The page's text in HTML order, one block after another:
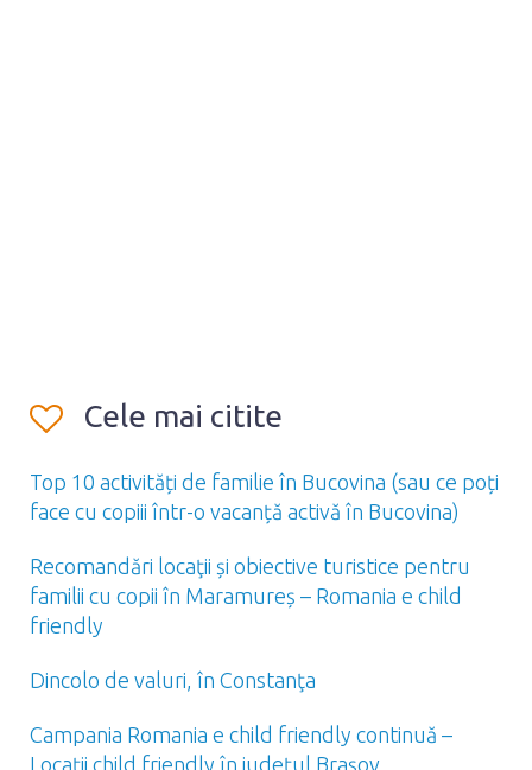
Cele mai citite
Top 10 activități de familie în Bucovina (sau ce poți
face cu copiii într-o vacanță activă în Bucovina)
Recomandări locaţii și obiective turistice pentru
familii cu copii în Maramureș – Romania e child
friendly
Dincolo de valuri, în Constanţa
Campania Romania e child friendly continuă –
Locaţii child friendly în judeţul Braşov